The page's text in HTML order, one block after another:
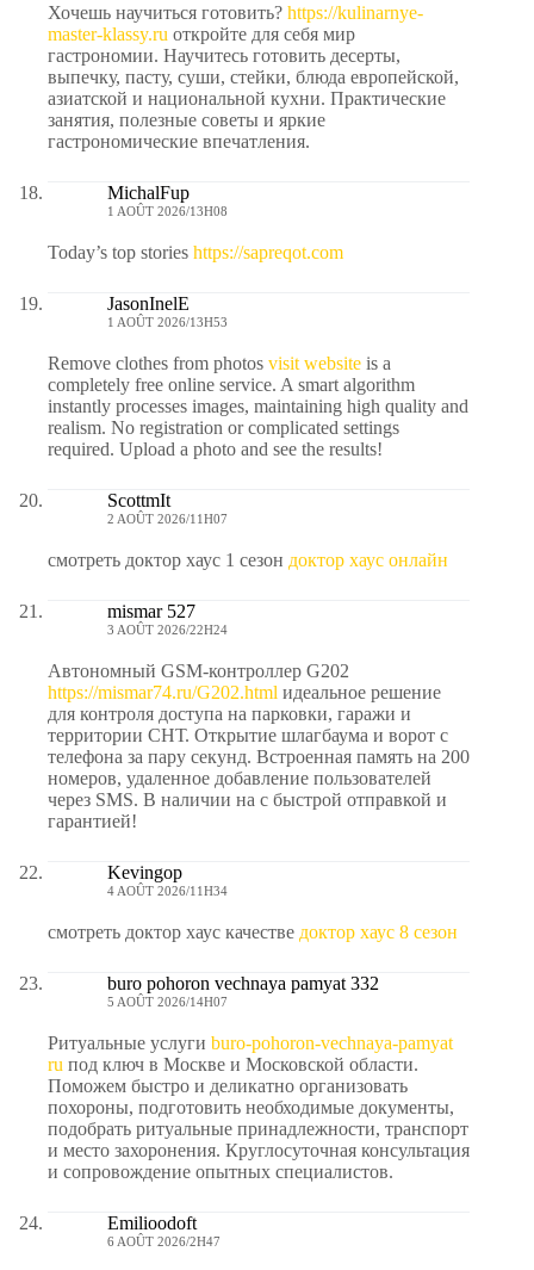
Хочешь научиться готовить? https://kulinarnye-
master-klassy.ru откройте для себя мир
гастрономии. Научитесь готовить десерты,
выпечку, пасту, суши, стейки, блюда европейской,
азиатской и национальной кухни. Практические
занятия, полезные советы и яркие
гастрономические впечатления.
MichalFup
1 AOÛT 2026/13H08
Today’s top stories https://sapreqot.com
JasonInelE
1 AOÛT 2026/13H53
Remove clothes from photos visit website is a
completely free online service. A smart algorithm
instantly processes images, maintaining high quality and
realism. No registration or complicated settings
required. Upload a photo and see the results!
ScottmIt
2 AOÛT 2026/11H07
смотреть доктор хаус 1 сезон доктор хаус онлайн
mismar 527
3 AOÛT 2026/22H24
Автономный GSM-контроллер G202
https://mismar74.ru/G202.html идеальное решение
для контроля доступа на парковки, гаражи и
территории СНТ. Открытие шлагбаума и ворот с
телефона за пару секунд. Встроенная память на 200
номеров, удаленное добавление пользователей
через SMS. В наличии на с быстрой отправкой и
гарантией!
Kevingop
4 AOÛT 2026/11H34
смотреть доктор хаус качестве доктор хаус 8 сезон
buro pohoron vechnaya pamyat 332
5 AOÛT 2026/14H07
Ритуальные услуги buro-pohoron-vechnaya-pamyat
ru под ключ в Москве и Московской области.
Поможем быстро и деликатно организовать
похороны, подготовить необходимые документы,
подобрать ритуальные принадлежности, транспорт
и место захоронения. Круглосуточная консультация
и сопровождение опытных специалистов.
Emilioodoft
6 AOÛT 2026/2H47